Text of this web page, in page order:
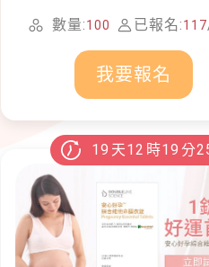
加入貝膚黛瑪修護體
畫！
數量:100 已報名:117
我要報名
19 天12 時19 分